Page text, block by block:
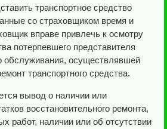
транспортное средство
со страховщиком время и
вправе привлечь к осмотру
потерпевшего представителя
обслуживания, осуществлявшей
транспортного средства.
вывод о наличии или
восстановительного ремонта,
работ, наличии или об отсутствии